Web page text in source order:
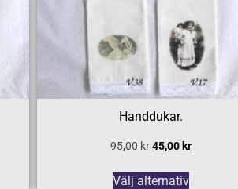
Handdukar.
95,00kr45,00 kr
Välj alternativ